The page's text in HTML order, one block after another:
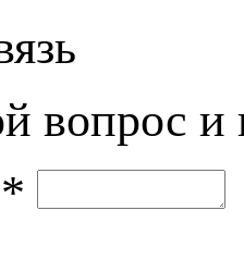
вопрос
*